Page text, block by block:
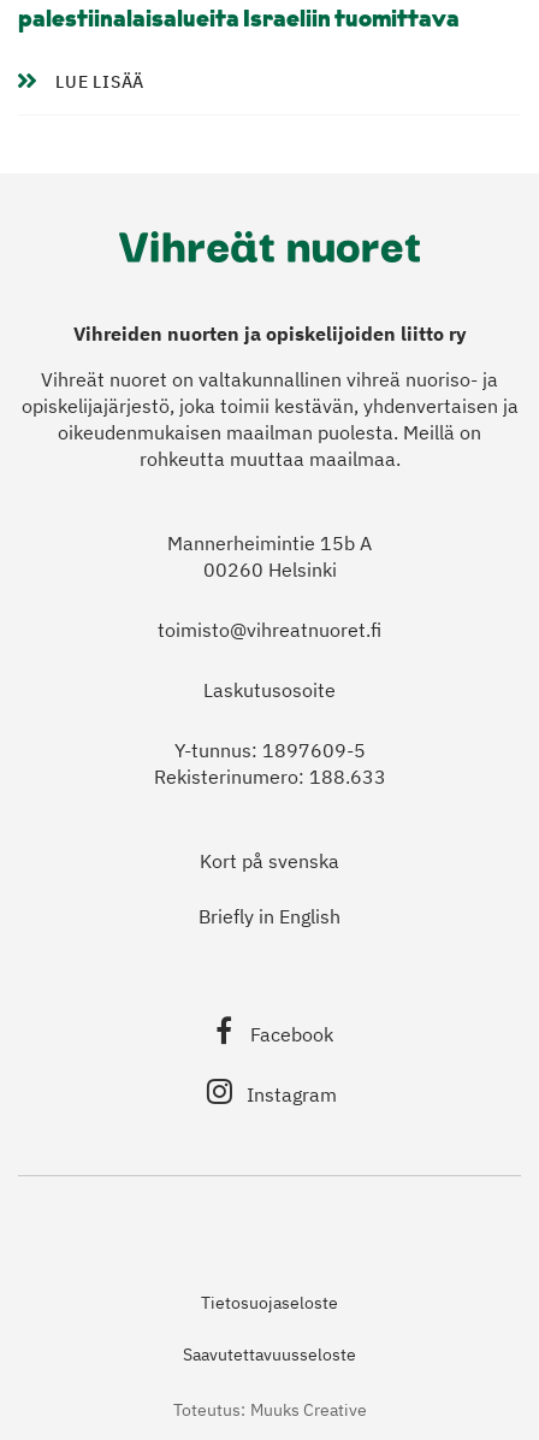
palestiinalaisalueita Israeliin tuomittava
LUE LISÄÄ
Vihreiden nuorten ja opiskelijoiden liitto ry
Vihreät nuoret on valtakunnallinen vihreä nuoriso- ja
opiskelijajärjestö, joka toimii kestävän, yhdenvertaisen ja
oikeudenmukaisen maailman puolesta. Meillä on
rohkeutta muuttaa maailmaa.
Mannerheimintie 15b A
00260 Helsinki
toimisto@vihreatnuoret.fi
Laskutusosoite
Y-tunnus: 1897609-5
Rekisterinumero: 188.633
Kort på svenska
Briefly in English
Facebook
Instagram
Tietosuojaseloste
Saavutettavuusseloste
Toteutus: Muuks Creative